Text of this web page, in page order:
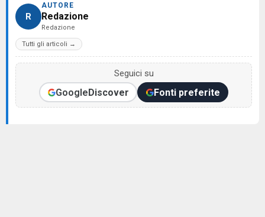
R
AUTORE
Redazione
Redazione
Tutti gli articoli →
Seguici su
GoogleDiscover Fonti preferite